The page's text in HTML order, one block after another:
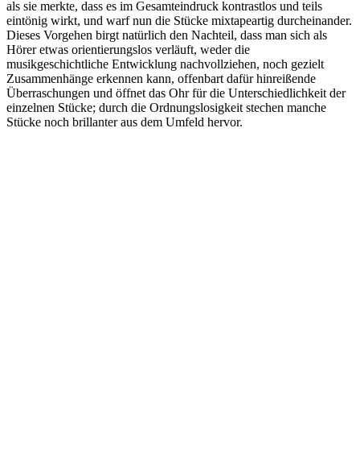
als sie merkte, dass es im Gesamteindruck kontrastlos und teils
eintönig wirkt, und warf nun die Stücke mixtapeartig durcheinander.
Dieses Vorgehen birgt natürlich den Nachteil, dass man sich als
Hörer etwas orientierungslos verläuft, weder die
musikgeschichtliche Entwicklung nachvollziehen, noch gezielt
Zusammenhänge erkennen kann, offenbart dafür hinreißende
Überraschungen und öffnet das Ohr für die Unterschiedlichkeit der
einzelnen Stücke; durch die Ordnungslosigkeit stechen manche
Stücke noch brillanter aus dem Umfeld hervor.